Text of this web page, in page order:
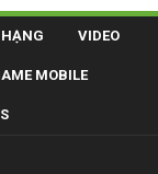
VIDEO
MOBILE